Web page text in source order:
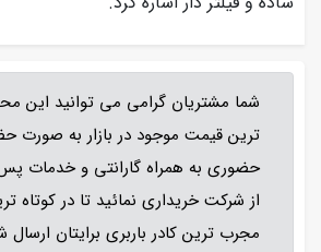
شما مشتریان گرامی می توانید این
ترین قیمت موجود در بازار به صورت
حضوری به همراه گارانتی و خدمات
از شرکت خریداری نمائید تا در کوتاه
مجرب ترین کادر باربری برایتان